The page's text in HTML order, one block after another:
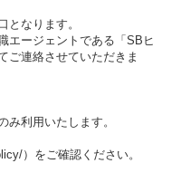
なります。
エージェントである「SBヒ
ご連絡させていただきま
利用いたします。
）をご確認ください。